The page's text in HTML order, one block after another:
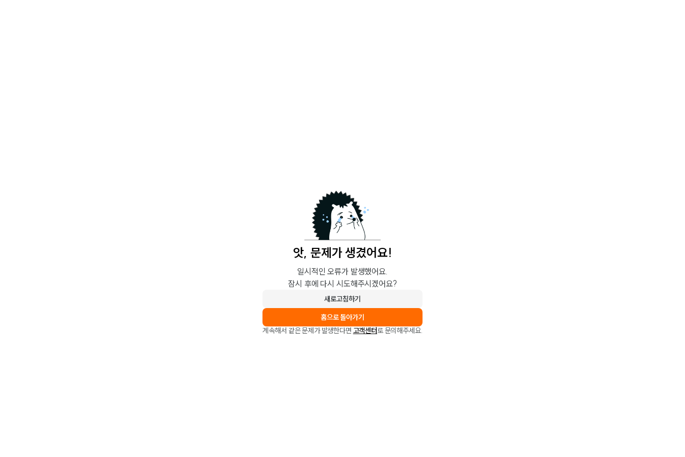
앗, 문제가 생겼어요!
일시적인 오류가 발생했어요.
잠시 후에 다시 시도해주시겠어요?
새로고침하기
홈으로 돌아가기
계속해서 같은 문제가 발생한다면 고객센터로 문의해주세요.